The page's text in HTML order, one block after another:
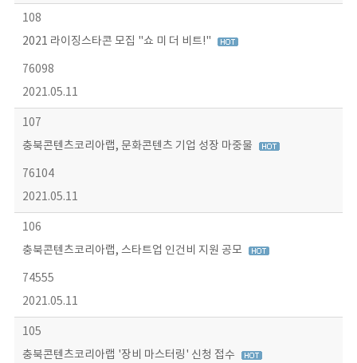
108
2021 라이징스타콘 모집 "쇼 미 더 비트!"
76098
2021.05.11
107
충북콘텐츠코리아랩, 문화콘텐츠 기업 성장 마중물
76104
2021.05.11
106
충북콘텐츠코리아랩, 스타트업 인건비 지원 공모
74555
2021.05.11
105
충북콘텐츠코리아랩 '장비 마스터링' 신청 접수